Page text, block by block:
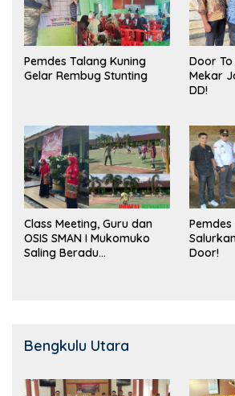
Pemdes Talang Kuning
Gelar Rembug Stunting
Door To
Mekar
DD!
Class Meeting, Guru dan
OSIS SMAN I Mukomuko
Saling Beradu
Door!
Bengkulu Utara